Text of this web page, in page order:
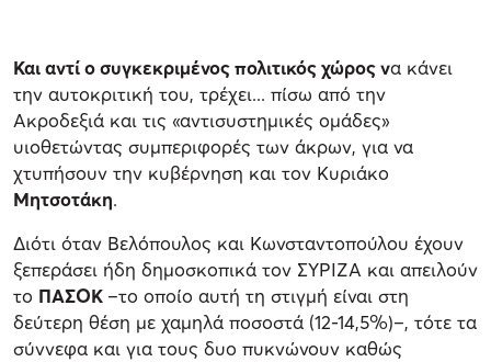
Και αντί ο συγκεκριμένος πολιτικός χώρος να κάνει
την αυτοκριτική του, τρέχει... πίσω από την
Ακροδεξιά και τις «αντισυστημικές ομάδες»
υιοθετώντας συμπεριφορές των άκρων, για να
χτυπήσουν την κυβέρνηση και τον Κυριάκο
Μητσοτάκη.
Διότι όταν Βελόπουλος και Κωνσταντοπούλου έχουν
ξεπεράσει ήδη δημοσκοπικά τον ΣΥΡΙΖΑ και απειλούν
το ΠΑΣΟΚ –το οποίο αυτή τη στιγμή είναι στη
δεύτερη θέση με χαμηλά ποσοστά (12-14,5%)–, τότε τα
σύννεφα και για τους δυο πυκνώνουν καθώς